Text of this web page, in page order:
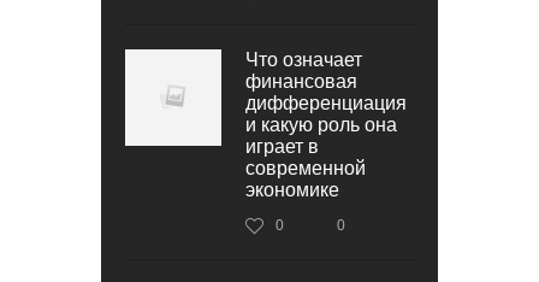
Что означает
финансовая
дифференциация
и какую роль она
играет в
современной
экономике
0 0